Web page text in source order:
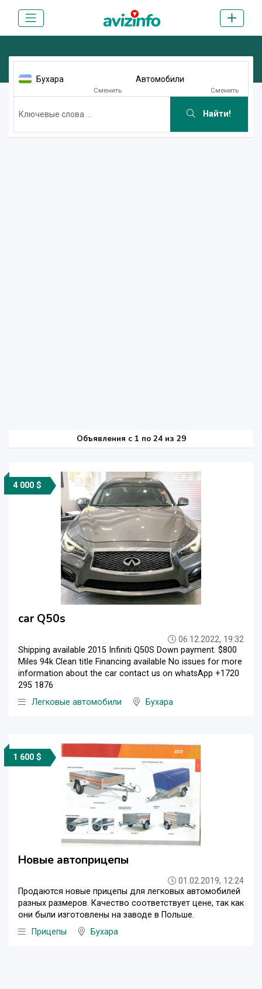
Бухара
Сменить
Автомобили
Сменить
Найти!
Объявления c 1 по 24 из 29
4 000 $
car Q50s
06.12.2022, 19:32
Shipping available 2015 Infiniti Q50S Down payment. $800
Miles 94k Clean title Financing available No issues for more
information about the car contact us on whatsApp +1720
295 1876
Легковые автомобили
Бухара
1 600 $
Новые автоприцепы
01.02.2019, 12:24
Продаются новые прицепы для легковых автомобилей
разных размеров. Качество соответствует цене, так как
они были изготовлены на заводе в Польше.
Прицепы
Бухара